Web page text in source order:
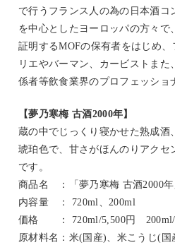
で行うフランス人の為の日本酒
を中心としたヨーロッパの方々
証明するMOFの保有者をはじめ
リエやバーマン、カービストま
係者等飲食業界のプロフェッショ
【夢乃寒梅 古酒2000年】
蔵の中でじっくり寝かせた熟成酒
琥珀色で、甘さがほんのりアク
です。
商品名 ：「夢乃寒梅 古酒2000年
内容量 ： 720ml、200ml
価格 ： 720ml/5,500円 200ml/
原材料名：米(国産)、米こうじ(